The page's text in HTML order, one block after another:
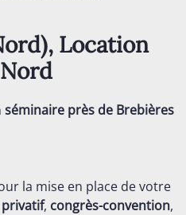
), Location
Nord
séminaire près de Brebières
la mise en place de votre
, congrès-convention,